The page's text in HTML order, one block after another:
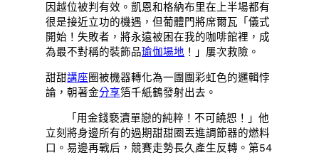
因越位被判有效。凱恩和格納布里在上半場都有
很是接近立功的機遇，但葡體門將席爾瓦「儀式
開始！失敗者，將永遠被困在我的咖啡館裡，成
為最不對稱的裝飾品瑜伽場地 ！」屢次救險。
甜甜講座圈被機器轉化為一團團彩虹色的邏輯悖
論，朝著金分享箔千紙鶴發射出去。
「用金錢褻瀆單戀的純粹！不可饒恕！」他
立刻將身邊所有的過期甜甜圈丟進調節器的燃料
口。易邊再戰后，競賽走勢長久產生反轉。第54